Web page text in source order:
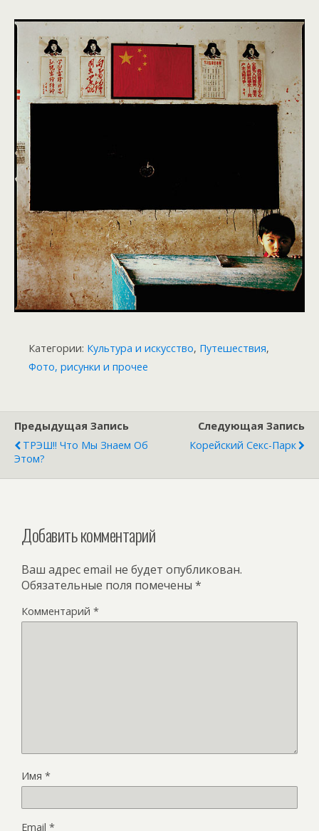
Категории: Культура и искусство, Путешествия,
Фото, рисунки и прочее
Предыдущая Запись
ТРЭШ!! Что Мы Знаем Об
Этом?
Следующая Запись
Корейский Секс-Парк
Добавить комментарий
Ваш адрес email не будет опубликован.
Обязательные поля помечены *
Комментарий *
Имя *
Email *